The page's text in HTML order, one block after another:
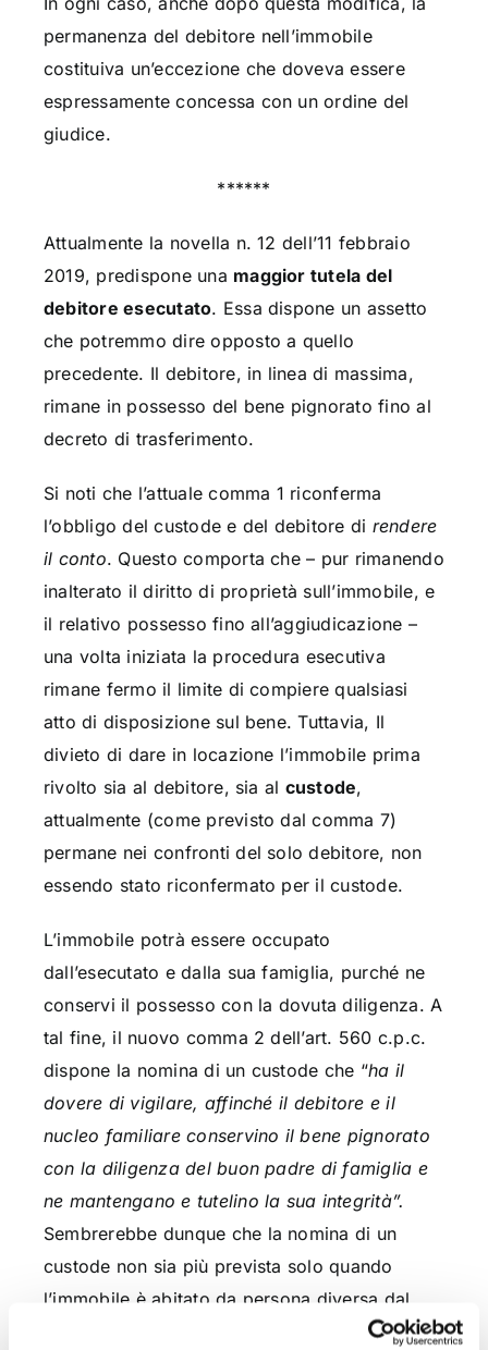
permanenza del debitore nell’immobile
costituiva un’eccezione che doveva essere
espressamente concessa con un ordine del
giudice.
******
Attualmente la novella n. 12 dell’11 febbraio
2019, predispone una maggior tutela del
debitore esecutato. Essa dispone un assetto
che potremmo dire opposto a quello
precedente. Il debitore, in linea di massima,
rimane in possesso del bene pignorato fino al
decreto di trasferimento.
Si noti che l’attuale comma 1 riconferma
l’obbligo del custode e del debitore di rendere
il conto. Questo comporta che – pur rimanendo
inalterato il diritto di proprietà sull’immobile, e
il relativo possesso fino all’aggiudicazione –
una volta iniziata la procedura esecutiva
rimane fermo il limite di compiere qualsiasi
atto di disposizione sul bene. Tuttavia, Il
divieto di dare in locazione l’immobile prima
rivolto sia al debitore, sia al custode,
attualmente (come previsto dal comma 7)
permane nei confronti del solo debitore, non
essendo stato riconfermato per il custode.
L’immobile potrà essere occupato
dall’esecutato e dalla sua famiglia, purché ne
conservi il possesso con la dovuta diligenza. A
tal fine, il nuovo comma 2 dell’art. 560 c.p.c.
dispone la nomina di un custode che “ha il
dovere di vigilare, affinché il debitore e il
nucleo familiare conservino il bene pignorato
con la diligenza del buon padre di famiglia e
ne mantengano e tutelino la sua integrità”.
Sembrerebbe dunque che la nomina di un
custode non sia più prevista solo quando
l’immobile è abitato da persona diversa dal
debitore, ma anche quando vi coincida